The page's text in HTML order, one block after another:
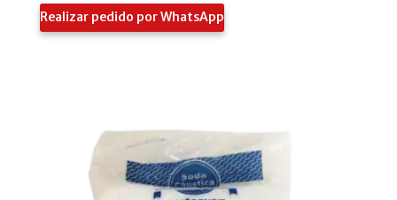
Realizar pedido por WhatsApp